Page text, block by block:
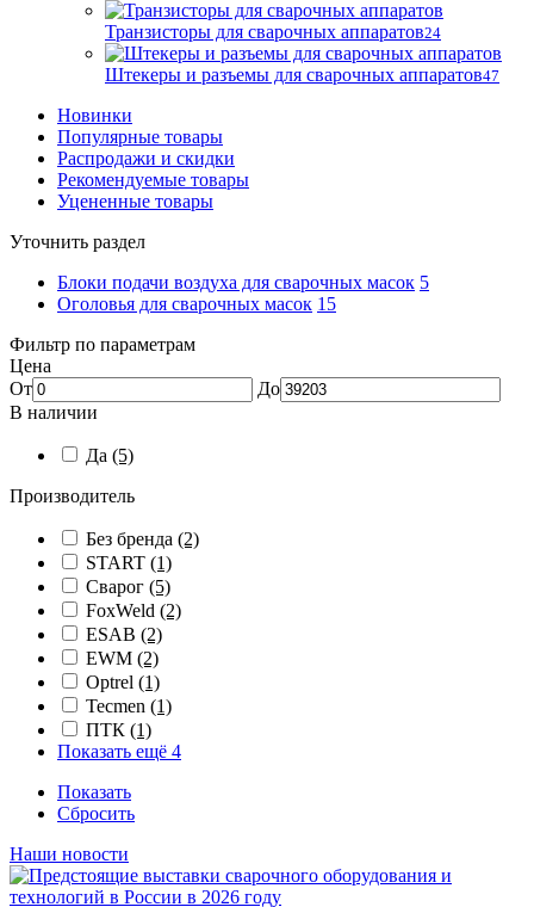
Транзисторы для сварочных аппаратов24
Штекеры и разъемы для сварочных аппаратов47
Новинки
Популярные товары
Распродажи и скидки
Рекомендуемые товары
Уцененные товары
Уточнить раздел
Блоки подачи воздуха для сварочных масок 5
Оголовья для сварочных масок 15
Фильтр по параметрам
Цена
От
До
В наличии
Да (5)
Производитель
Без бренда (2)
START (1)
Сварог (5)
FoxWeld (2)
ESAB (2)
EWM (2)
Optrel (1)
Tecmen (1)
ПТК (1)
Показать ещё 4
Показать
Сбросить
Наши новости